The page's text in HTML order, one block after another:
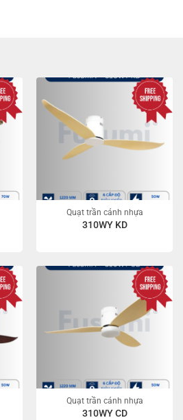
Quạt trần cánh nhựa
310WY KD
Quạt trần cánh nhựa
310WY CD